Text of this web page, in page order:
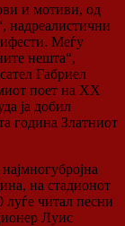
и мотиви, од
надреалистични
Меѓу
нешта“,
Габриел
поет на XX
ја добил
година Златниот
на стадионот
читал песни
Луис